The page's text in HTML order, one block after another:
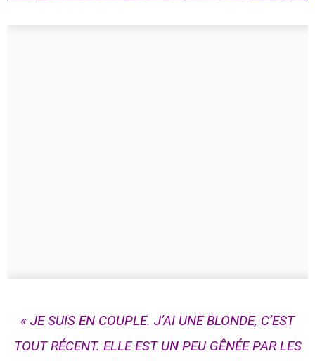
« JE SUIS EN COUPLE. J’AI UNE BLONDE, C’EST
TOUT RÉCENT. ELLE EST UN PEU GÊNÉE PAR LES